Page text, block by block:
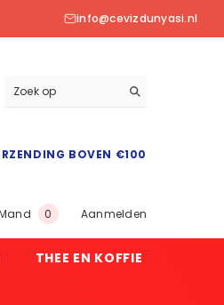
info@cevizdunyasi.nl
BOVEN €100
0 0
Aanmelden
THEE EN KOFFIE